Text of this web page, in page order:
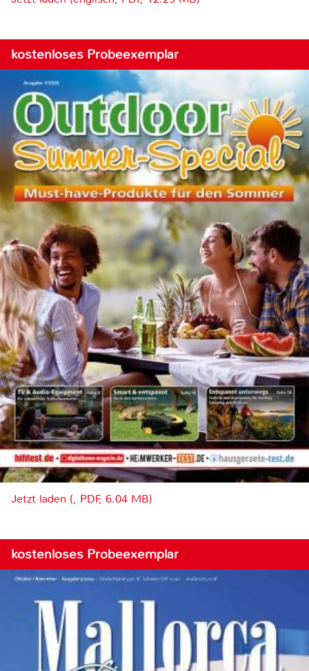
kostenloses Probeexemplar
Jetzt laden (, PDF, 6.04 MB)
kostenloses Probeexemplar